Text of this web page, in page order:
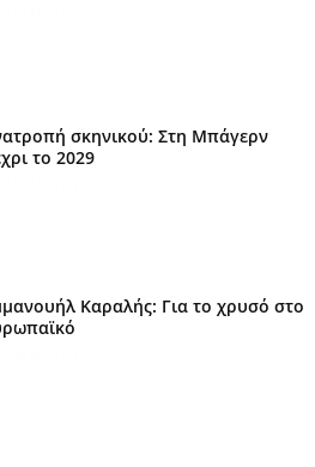
σκηνικού: Στη Μπάγερν
το 2029
Καραλής: Για το χρυσό στο